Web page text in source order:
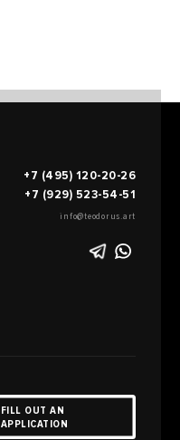
+7 (495) 120-20-26
+7 (929) 523-54-51
info@teodorus.art
FILL OUT AN
APPLICATION